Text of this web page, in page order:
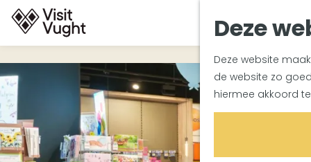
Deze
Deze website
de website zo
hiermee akkoord
G
a
n
a
a
r
d